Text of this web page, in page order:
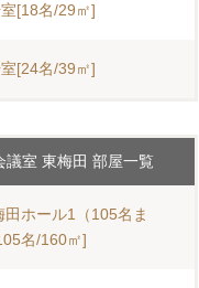
[18名/29㎡]
[24名/39㎡]
議室 東梅田 部屋一覧
田ホール1（105名ま
名/160㎡]